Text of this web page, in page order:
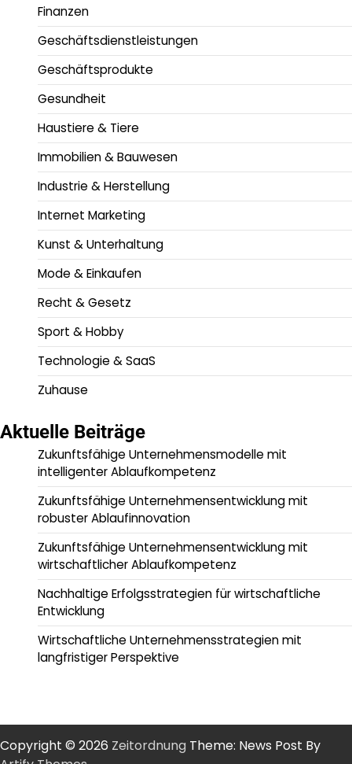
Finanzen
Geschäftsdienstleistungen
Geschäftsprodukte
Gesundheit
Haustiere & Tiere
Immobilien & Bauwesen
Industrie & Herstellung
Internet Marketing
Kunst & Unterhaltung
Mode & Einkaufen
Recht & Gesetz
Sport & Hobby
Technologie & SaaS
Zuhause
Aktuelle Beiträge
Zukunftsfähige Unternehmensmodelle mit
intelligenter Ablaufkompetenz
Zukunftsfähige Unternehmensentwicklung mit
robuster Ablaufinnovation
Zukunftsfähige Unternehmensentwicklung mit
wirtschaftlicher Ablaufkompetenz
Nachhaltige Erfolgsstrategien für wirtschaftliche
Entwicklung
Wirtschaftliche Unternehmensstrategien mit
langfristiger Perspektive
Copyright © 2026 Zeitordnung Theme: News Post By